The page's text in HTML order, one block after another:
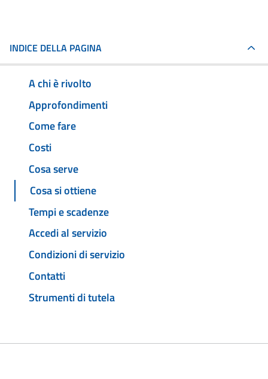
INDICE DELLA PAGINA
A chi è rivolto
Approfondimenti
Come fare
Costi
Cosa serve
Cosa si ottiene
Tempi e scadenze
Accedi al servizio
Condizioni di servizio
Contatti
Strumenti di tutela